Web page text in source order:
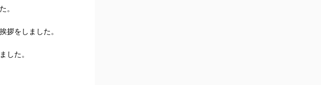
。
拶をしました。
した。